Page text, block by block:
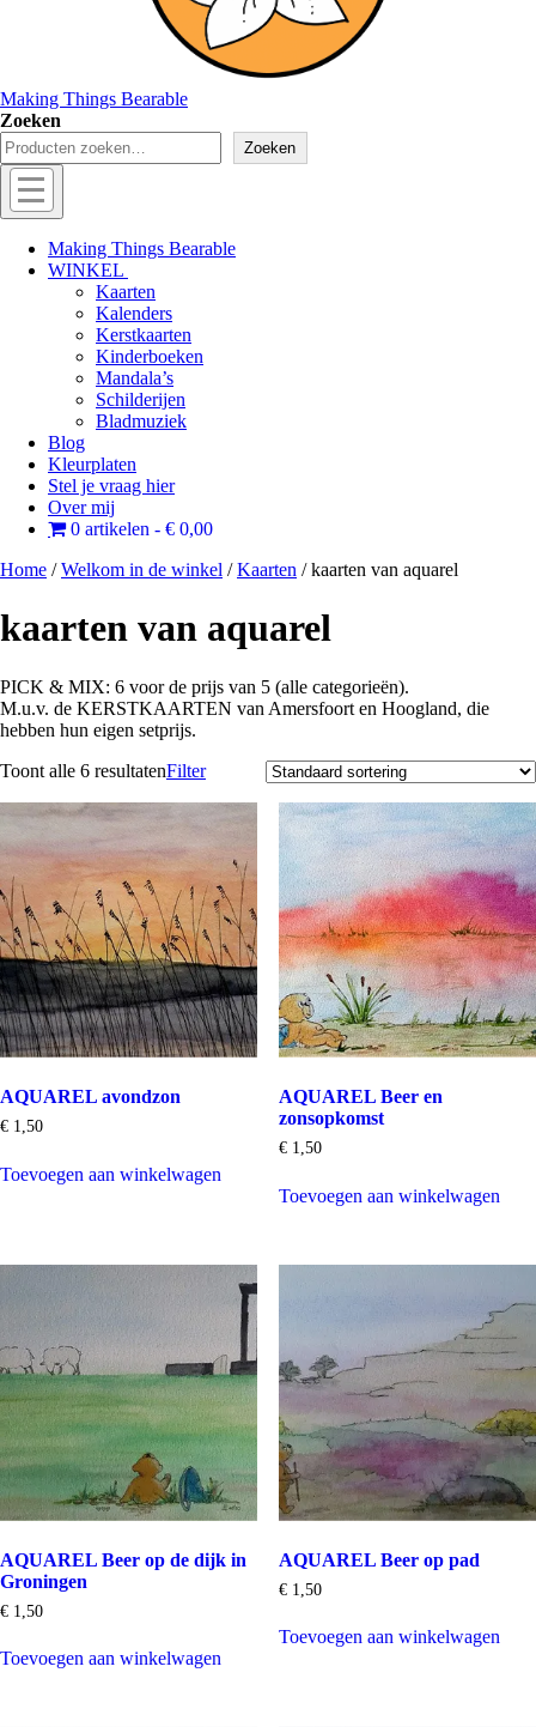
Making Things Bearable
Zoeken
Zoeken
Menu
Off
canvas
Making Things Bearable
WINKEL
Kaarten
Kalenders
Kerstkaarten
Kinderboeken
Mandala’s
Schilderijen
Bladmuziek
Blog
Kleurplaten
Stel je vraag hier
Over mij
0 artikelen
€ 0,00
Home /Welkom in de winkel /Kaarten / kaarten van aquarel
kaarten van aquarel
PICK & MIX: 6 voor de prijs van 5 (alle categorieën).
M.u.v. de KERSTKAARTEN van Amersfoort en Hoogland, die
hebben hun eigen setprijs.
Filter
Toont alle 6 resultaten
AQUAREL avondzon
€ 1,50
Toevoegen aan winkelwagen
AQUAREL Beer en
zonsopkomst
€1,50
Toevoegen aan winkelwagen
AQUAREL Beer op de dijk in
Groningen
€ 1,50
Toevoegen aan winkelwagen
AQUAREL Beer op pad
€1,50
Toevoegen aan winkelwagen